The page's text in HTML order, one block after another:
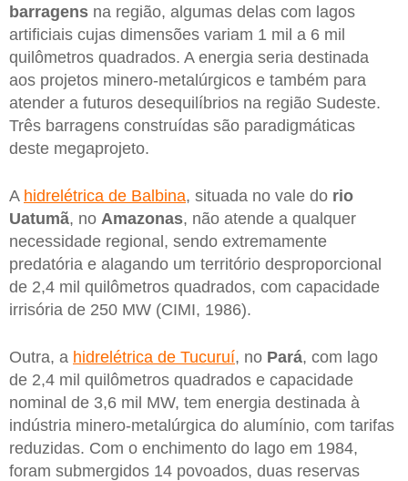
barragens na região, algumas delas com lagos
artificiais cujas dimensões variam 1 mil a 6 mil
quilômetros quadrados. A energia seria destinada
aos projetos minero-metalúrgicos e também para
atender a futuros desequilíbrios na região Sudeste.
Três barragens construídas são paradigmáticas
deste megaprojeto.
A hidrelétrica de Balbina, situada no vale do rio
Uatumã, no Amazonas, não atende a qualquer
necessidade regional, sendo extremamente
predatória e alagando um território desproporcional
de 2,4 mil quilômetros quadrados, com capacidade
irrisória de 250 MW (CIMI, 1986).
Outra, a hidrelétrica de Tucuruí, no Pará, com lago
de 2,4 mil quilômetros quadrados e capacidade
nominal de 3,6 mil MW, tem energia destinada à
indústria minero-metalúrgica do alumínio, com tarifas
reduzidas. Com o enchimento do lago em 1984,
foram submergidos 14 povoados, duas reservas